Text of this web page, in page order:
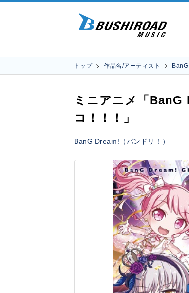
トップ 作品名/アーティスト
ミニアニメ「
コ！！！」
BanG Dream!（バンドリ！）